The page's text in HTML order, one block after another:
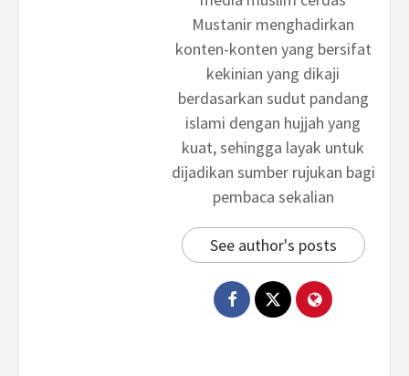
Mustanir menghadirkan
konten-konten yang bersifat
kekinian yang dikaji
berdasarkan sudut pandang
islami dengan hujjah yang
kuat, sehingga layak untuk
dijadikan sumber rujukan bagi
pembaca sekalian
See author's posts